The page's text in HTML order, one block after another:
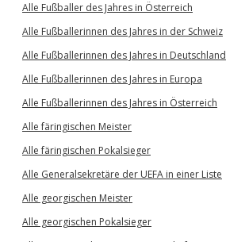
Alle Fußballer des Jahres in Österreich
Alle Fußballerinnen des Jahres in der Schweiz
Alle Fußballerinnen des Jahres in Deutschland
Alle Fußballerinnen des Jahres in Europa
Alle Fußballerinnen des Jahres in Österreich
Alle färingischen Meister
Alle färingischen Pokalsieger
Alle Generalsekretäre der UEFA in einer Liste
Alle georgischen Meister
Alle georgischen Pokalsieger